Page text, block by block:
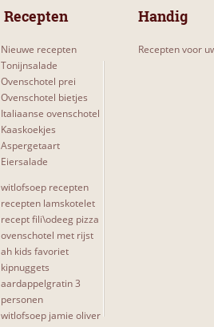
Recepten
Nieuwe recepten
Tonijnsalade
Ovenschotel prei
Ovenschotel bietjes
Italiaanse ovenschotel
Kaaskoekjes
Aspergetaart
Eiersalade
witlofsoep recepten
recepten lamskotelet
recept fili\odeeg pizza
ovenschotel met rijst
ah kids favoriet
kipnuggets
aardappelgratin 3
personen
witlofsoep jamie oliver
Handig
Recepten voor